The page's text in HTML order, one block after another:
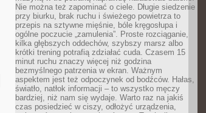
Nie można też zapominać o ciele. Długie siedzenie
przy biurku, brak ruchu i świeżego powietrza to
przepis na sztywne mięśnie, bóle kręgosłupa i
ogólne poczucie „zamulenia”. Proste rozciąganie,
kilka głębszych oddechów, szybszy marsz albo
krótki trening potrafią zdziałać cuda. Czasem 15
minut ruchu znaczy więcej niż godzina
bezmyślnego patrzenia w ekran. Ważnym
aspektem jest też odpoczynek od bodźców. Hałas,
światło, natłok informacji – to wszystko męczy
bardziej, niż nam się wydaje. Warto raz na jakiś
czas posiedzieć w ciszy, odłożyć urządzenia,